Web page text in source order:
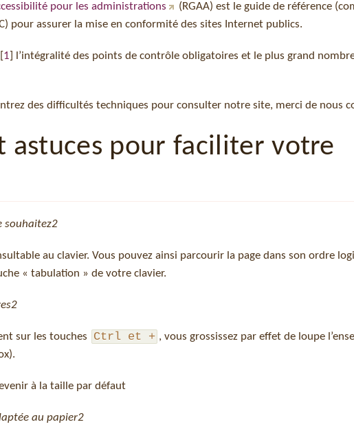
pour les administrations
(RGAA) est le guide de référence
pour assurer la mise en conformité des sites Internet publics.
[1]
l’intégralité des points de contrôle obligatoires et le plus grand
des difficultés techniques pour consulter notre site, merci de nous
astuces pour faciliter votre
souhaitez2
au clavier. Vous pouvez ainsi parcourir la page dans son ordre
« tabulation » de votre clavier.
2
sur les touches Ctrl et + , vous grossissez par effet de loupe
à la taille par défaut
au papier2